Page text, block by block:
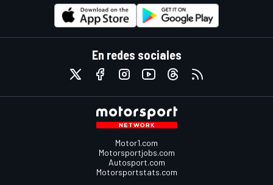
En redes sociales
Motor1.com
Motorsportjobs.com
Autosport.com
Motorsportstats.com